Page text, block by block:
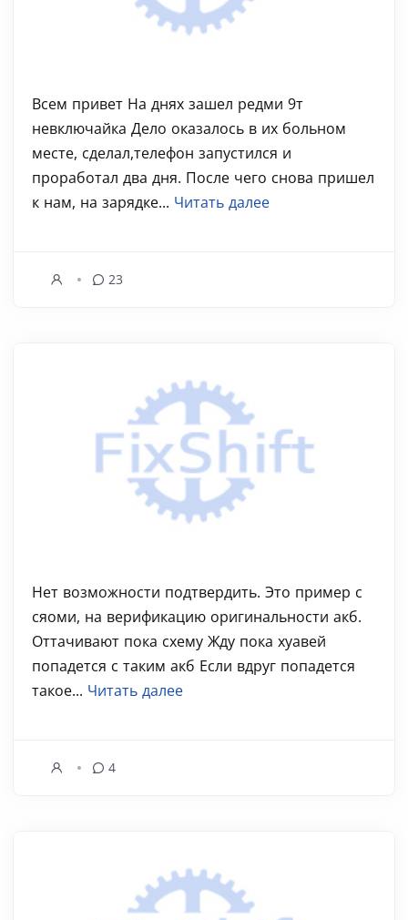
Всем привет На днях зашел редми 9т
невключайка Дело оказалось в их больном
месте, сделал,телефон запустился и
проработал два дня. После чего снова пришел
к нам, на зарядке... Читать далее
23
Нет возможности подтвердить. Это пример с
сяоми, на верификацию оригинальности акб.
Оттачивают пока схему Жду пока хуавей
попадется с таким акб Если вдруг попадется
такое... Читать далее
4